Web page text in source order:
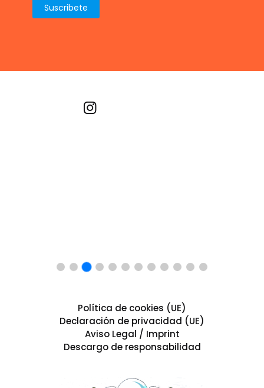
Política de cookies (UE)
Declaración de privacidad (UE)
Aviso Legal / Imprint
Descargo de responsabilidad